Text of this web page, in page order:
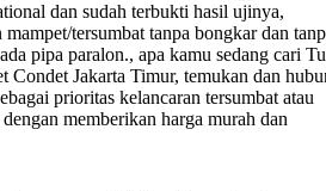
dan sudah terbukti hasil ujinya,
mampet/tersumbat tanpa bongkar dan
pipa paralon., apa kamu sedang cari
Condet Jakarta Timur, temukan dan
prioritas kelancaran tersumbat atau
memberikan harga murah dan